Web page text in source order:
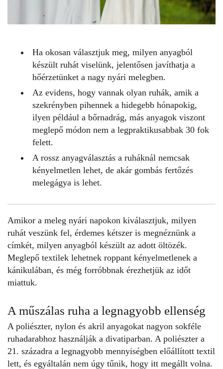
Ha okosan választjuk meg, milyen anyagból
készült ruhát viselünk, jelentősen javíthatja a
hőérzetünket a nagy nyári melegben.
Az evidens, hogy vannak olyan ruhák, amik a
szekrényben pihennek a hidegebb hónapokig,
ilyen például a bőrnadrág, más anyagok viszont
meglepő módon nem a legpraktikusabbak 30 fok
felett.
A rossz anyagválasztás a ruháknál nemcsak
kényelmetlen lehet, de akár gombás fertőzés
melegágya is lehet.
Amikor a meleg nyári napokon kiválasztjuk, milyen
ruhát veszünk fel, érdemes kétszer is megnéznünk a
címkét, milyen anyagból készült az adott öltözék.
Meglepő textilek lehetnek roppant kényelmetlenek a
kánikulában, és még forróbbnak érezhetjük az időt
miattuk.
A műszálas ruha a legnagyobb ellenség
A poliészter, nylon és akril anyagokat nagyon sokféle
ruhadarabhoz használják a divatiparban. A poliészter a
21. századra a legnagyobb mennyiségben előállított textil
lett, és egyáltalán nem úgy tűnik, hogy itt megállt volna.